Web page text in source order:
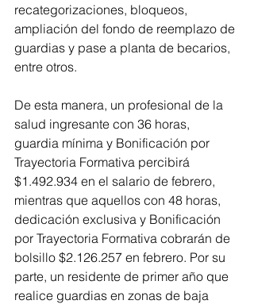
recategorizaciones, bloqueos,
ampliación del fondo de reemplazo de
guardias y pase a planta de becarios,
entre otros.
De esta manera, un profesional de la
salud ingresante con 36 horas,
guardia mínima y Bonificación por
Trayectoria Formativa percibirá
$1.492.934 en el salario de febrero,
mientras que aquellos con 48 horas,
dedicación exclusiva y Bonificación
por Trayectoria Formativa cobrarán de
bolsillo $2.126.257 en febrero. Por su
parte, un residente de primer año que
realice guardias en zonas de baja